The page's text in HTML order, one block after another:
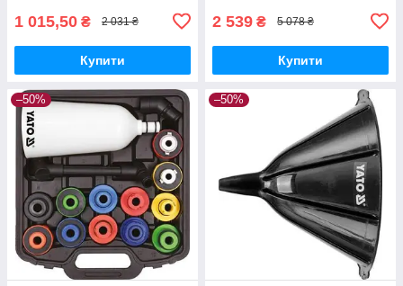
1 015,50 ₴ 2 031 ₴
Купити
2 539 ₴ 5 078 ₴
Купити
–50% –50%